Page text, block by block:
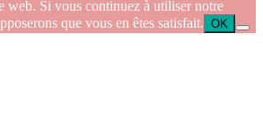
web. Si vous continuez à utiliser notre
que vous en êtes satisfait. OK